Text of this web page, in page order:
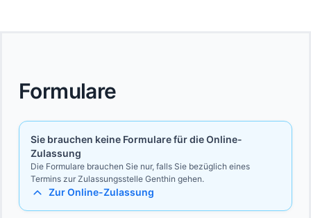
Formulare
Sie brauchen keine Formulare für die Online-
Zulassung
Die Formulare brauchen Sie nur, falls Sie bezüglich eines
Termins zur Zulassungsstelle Genthin gehen.
Zur Online-Zulassung